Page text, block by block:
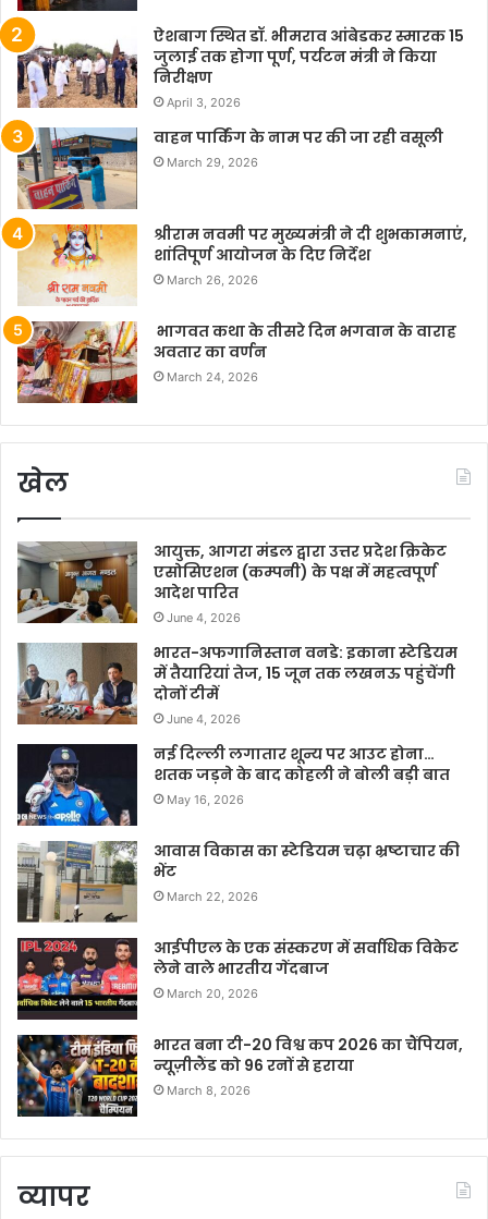
ऐशबाग स्थित डॉ. भीमराव आंबेडकर स्मारक 15
जुलाई तक होगा पूर्ण, पर्यटन मंत्री ने किया
निरीक्षण
April 3, 2026
वाहन पार्किंग के नाम पर की जा रही वसूली
March 29, 2026
श्रीराम नवमी पर मुख्यमंत्री ने दी शुभकामनाएं,
शांतिपूर्ण आयोजन के दिए निर्देश
March 26, 2026
भागवत कथा के तीसरे दिन भगवान के वाराह
अवतार का वर्णन
March 24, 2026
खेल
आयुक्त, आगरा मंडल द्वारा उत्तर प्रदेश क्रिकेट
एसोसिएशन (कम्पनी) के पक्ष में महत्वपूर्ण
आदेश पारित
June 4, 2026
भारत-अफगानिस्तान वनडे: इकाना स्टेडियम
में तैयारियां तेज, 15 जून तक लखनऊ पहुंचेंगी
दोनों टीमें
June 4, 2026
नई दिल्ली लगातार शून्य पर आउट होना…
शतक जड़ने के बाद कोहली ने बोली बड़ी बात
May 16, 2026
आवास विकास का स्टेडियम चढ़ा भ्रष्टाचार की
भेंट
March 22, 2026
आईपीएल के एक संस्करण में सर्वाधिक विकेट
लेने वाले भारतीय गेंदबाज
March 20, 2026
भारत बना टी-20 विश्व कप 2026 का चैंपियन,
न्यूज़ीलैंड को 96 रनों से हराया
March 8, 2026
व्यापर